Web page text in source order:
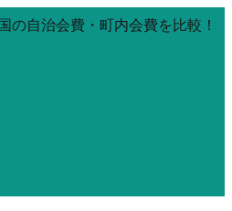
の自治会費・町内会費を比較！